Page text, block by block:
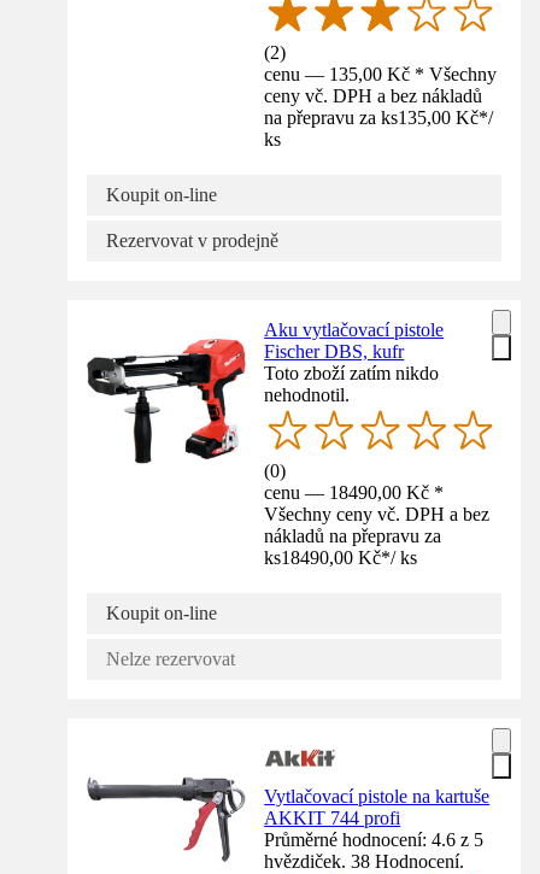
(2)
cenu — 135,00 Kč * Všechny
ceny vč. DPH a bez nákladů
na přepravu za ks135,00 Kč*/
ks
Koupit on-line
Rezervovat v prodejně
Aku vytlačovací pistole
Fischer DBS, kufr
Toto zboží zatím nikdo
nehodnotil.
(0)
cenu — 18490,00 Kč *
Všechny ceny vč. DPH a bez
nákladů na přepravu za
ks18490,00 Kč*/ ks
Koupit on-line
Nelze rezervovat
Vytlačovací pistole na kartuše
AKKIT 744 profi
Průměrné hodnocení: 4.6 z 5
hvězdiček. 38 Hodnocení.